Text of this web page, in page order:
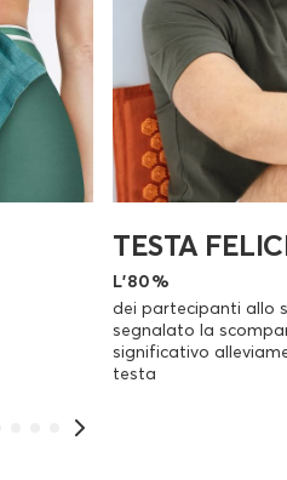
TESTA
L'80%
dei partecipanti allo
segnalato la
significativo
testa